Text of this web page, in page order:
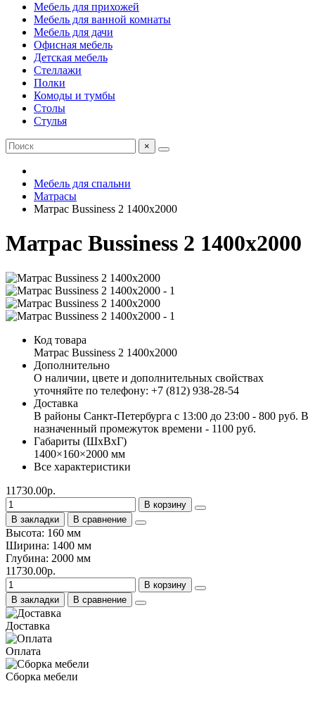
Мебель для прихожей
Мебель для ванной комнаты
Мебель для дачи
Офисная мебель
Детская мебель
Стеллажи
Полки
Комоды и тумбы
Столы
Стулья
×
Мебель для спальни
Матрасы
Матрас Bussiness 2 1400х2000
Матрас Bussiness 2 1400х2000
Код товара
Матрас Bussiness 2 1400х2000
Дополнительно
О наличии, цвете и дополнительных свойствах
уточняйте по телефону: +7 (812) 938-28-54
Доставка
В районы Санкт-Петербурга с 13:00 до 23:00 - 800 руб. В
назначенный промежуток времени - 1100 руб.
Габариты (ШхВхГ)
1400×160×2000 мм
Все характеристики
11730.00р.
В корзину
В закладки
В сравнение
Высота: 160 мм
Ширина: 1400 мм
Глубина: 2000 мм
11730.00р.
В корзину
В закладки
В сравнение
Доставка
Оплата
Сборка мебели